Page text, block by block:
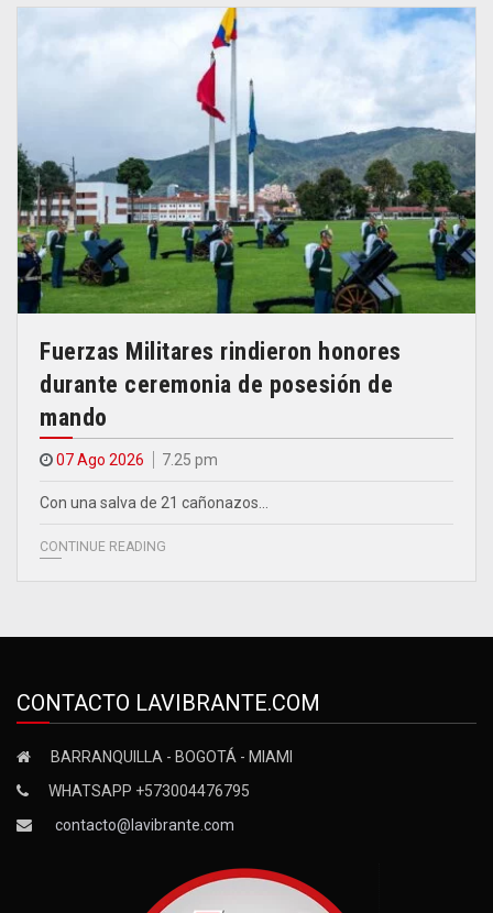
Fuerzas Militares rindieron honores
durante ceremonia de posesión de
mando
07 Ago 2026 7.25 pm
Con una salva de 21 cañonazos…
CONTINUE READING
CONTACTO LAVIBRANTE.COM
BARRANQUILLA - BOGOTÁ - MIAMI
WHATSAPP +573004476795
contacto@lavibrante.com